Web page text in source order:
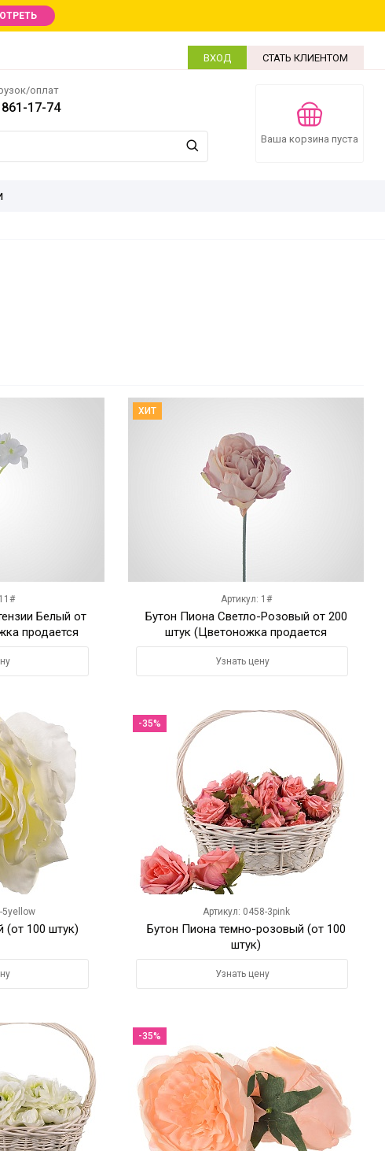
ВХОД СТАТЬ КЛИЕНТОМ
оплат
17-74
Ваша корзина пуста
Белый от
продается
ХИТ
Артикул: 1#
Бутон Пиона Светло-Розовый от 200
штук (Цветоножка продается
отдельно)
Узнать цену
5yellow
(от 100 штук)
-35%
Артикул: 0458-3pink
Бутон Пиона темно-розовый (от 100
штук)
Узнать цену
-35%